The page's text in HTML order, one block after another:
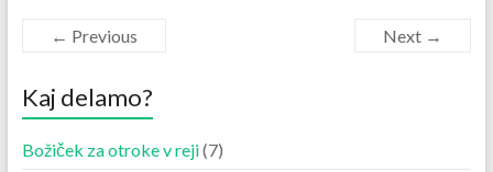
← Previous Next →
Kaj delamo?
Božiček za otroke v reji(7)